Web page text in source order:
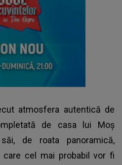
atmosfera autentică de
de casa lui Moș
de roata panoramică,
care cel mai probabil vor fi